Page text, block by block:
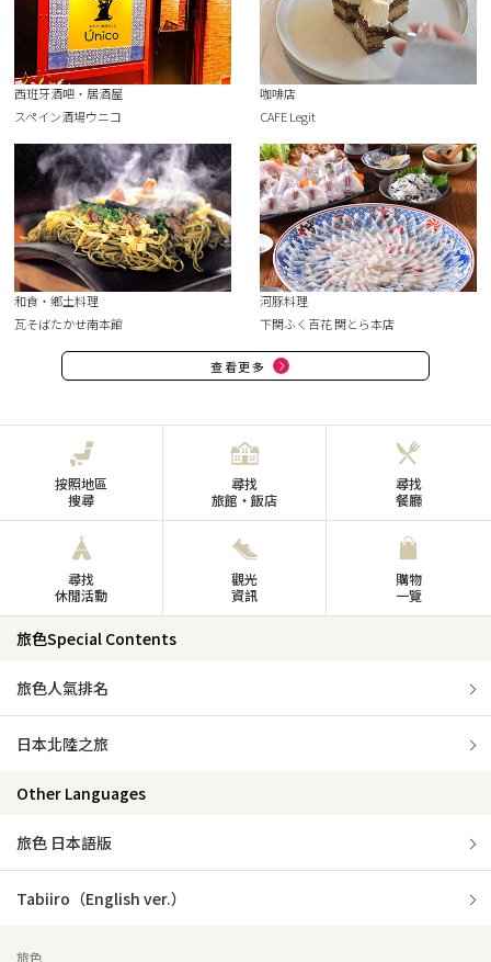
西班牙酒吧・居酒屋
スペイン酒場ウニコ
咖啡店
CAFE Legit
和食・鄉土料理
瓦そばたかせ南本館
河豚料理
下関ふく百花 関とら本店
查看更多
按照地區
搜尋
尋找
旅館・飯店
尋找
餐廳
尋找
休閒活動
觀光
資訊
購物
一覽
旅色Special Contents
旅色人氣排名
日本北陸之旅
Other Languages
旅色 日本語版
Tabiiro（English ver.）
旅色